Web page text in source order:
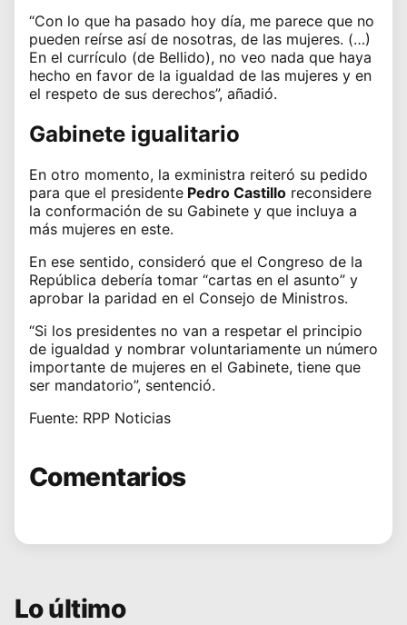
“Con lo que ha pasado hoy día, me parece que no
pueden reírse así de nosotras, de las mujeres. (…)
En el currículo (de Bellido), no veo nada que haya
hecho en favor de la igualdad de las mujeres y en
el respeto de sus derechos”, añadió.
Gabinete igualitario
En otro momento, la exministra reiteró su pedido
para que el presidente Pedro Castillo reconsidere
la conformación de su Gabinete y que incluya a
más mujeres en este.
En ese sentido, consideró que el Congreso de la
República debería tomar “cartas en el asunto” y
aprobar la paridad en el Consejo de Ministros.
“Si los presidentes no van a respetar el principio
de igualdad y nombrar voluntariamente un número
importante de mujeres en el Gabinete, tiene que
ser mandatorio”, sentenció.
Fuente: RPP Noticias
Comentarios
Lo último